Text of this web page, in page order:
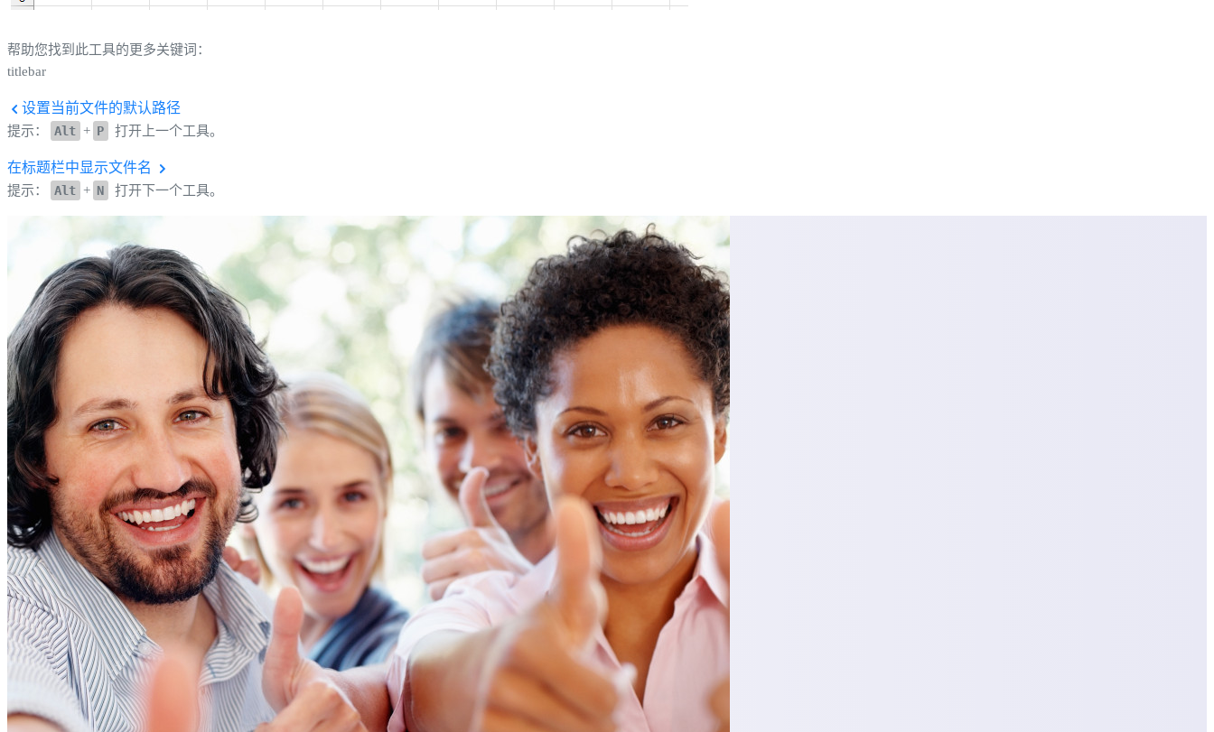
帮助您找到此工具的更多关键词：
titlebar
设置当前文件的默认路径
提示： Alt + P 打开上一个工具。
在标题栏中显示文件名
提示： Alt + N 打开下一个工具。